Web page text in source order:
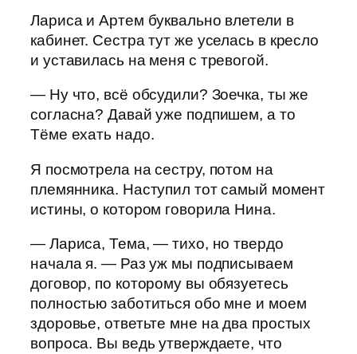
Лариса и Артем буквально влетели в
кабинет. Сестра тут же уселась в кресло
и уставилась на меня с тревогой.
— Ну что, всё обсудили? Зоечка, ты же
согласна? Давай уже подпишем, а то
Тёме ехать надо.
Я посмотрела на сестру, потом на
племянника. Наступил тот самый момент
истины, о котором говорила Нина.
— Лариса, Тема, — тихо, но твердо
начала я. — Раз уж мы подписываем
договор, по которому вы обязуетесь
полностью заботиться обо мне и моем
здоровье, ответьте мне на два простых
вопроса. Вы ведь утверждаете, что